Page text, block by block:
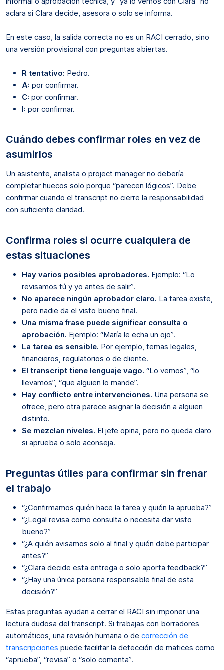
aclara si Clara decide, asesora o solo se informa.
En este caso, la salida correcta no es un RACI cerrado, sino
una versión provisional con preguntas abiertas.
R tentativo: Pedro.
A: por confirmar.
C: por confirmar.
I: por confirmar.
Cuándo debes confirmar roles en vez de
asumirlos
Un asistente, analista o project manager no debería
completar huecos solo porque “parecen lógicos”. Debe
confirmar cuando el transcript no cierre la responsabilidad
con suficiente claridad.
Confirma roles si ocurre cualquiera de
estas situaciones
Hay varios posibles aprobadores. Ejemplo: “Lo
revisamos tú y yo antes de salir”.
No aparece ningún aprobador claro. La tarea existe,
pero nadie da el visto bueno final.
Una misma frase puede significar consulta o
aprobación. Ejemplo: “María le echa un ojo”.
La tarea es sensible. Por ejemplo, temas legales,
financieros, regulatorios o de cliente.
El transcript tiene lenguaje vago. “Lo vemos”, “lo
llevamos”, “que alguien lo mande”.
Hay conflicto entre intervenciones. Una persona se
ofrece, pero otra parece asignar la decisión a alguien
distinto.
Se mezclan niveles. El jefe opina, pero no queda claro
si aprueba o solo aconseja.
Preguntas útiles para confirmar sin frenar
el trabajo
“¿Confirmamos quién hace la tarea y quién la aprueba?”
“¿Legal revisa como consulta o necesita dar visto
bueno?”
“¿A quién avisamos solo al final y quién debe participar
antes?”
“¿Clara decide esta entrega o solo aporta feedback?”
“¿Hay una única persona responsable final de esta
decisión?”
Estas preguntas ayudan a cerrar el RACI sin imponer una
lectura dudosa del transcript. Si trabajas con borradores
automáticos, una revisión humana o de corrección de
transcripciones puede facilitar la detección de matices como
“aprueba”, “revisa” o “solo comenta”.